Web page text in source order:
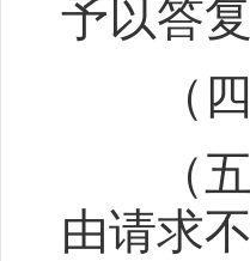
予以答
（四
（五
由请求